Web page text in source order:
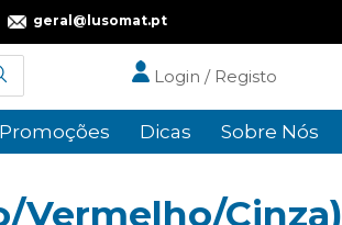
geral@lusomat.pt
Login / Registo
Promoções Dicas Sobre Nós
Vermelho/Cinza)